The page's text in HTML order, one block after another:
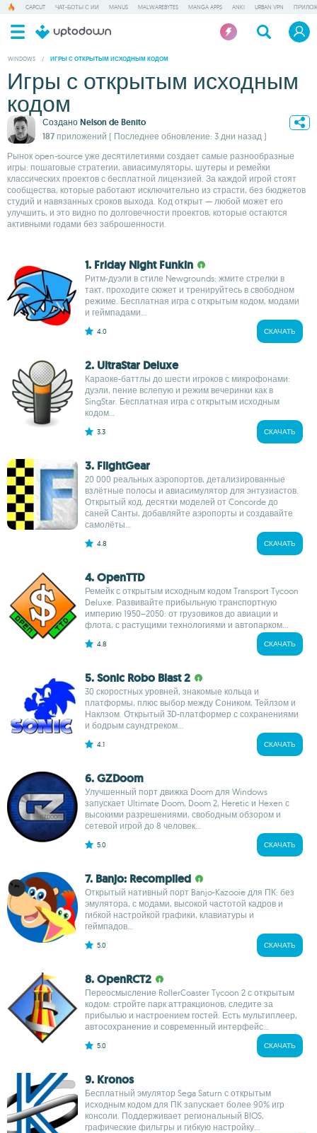
CAPCUT ЧАТ-БОТЫ С ИИ MANUS MALWAREBYTES MANGA APPS ANKI URBAN VPN
WINDOWS / ИГРЫ С ОТКРЫТЫМ ИСХОДНЫМ КОДОМ
Игры с открытым исходным
кодом
Создано Nelson de Benito
187 приложений ( Последнее обновление: 3 дни назад )
Рынок open-source уже десятилетиями создает самые разнообразные
игры: пошаговые стратегии, авиасимуляторы, шутеры и ремейки
классических проектов с бесплатной лицензией. За каждой игрой стоят
сообщества, которые работают исключительно из страсти, без бюджетов
студий и навязанных сроков выхода. Код открыт — любой может его
улучшить, и это видно по долговечности проектов, которые остаются
активными годами без заброшенности.
1. Friday Night Funkin
Ритм-дуэли в стиле Newgrounds: жмите стрелки в
такт, проходите сюжет и тренируйтесь в свободном
режиме. Бесплатная игра с открытым кодом, модами
и геймпадами...
4.0 СКАЧАТЬ
2. UltraStar Deluxe
Караоке-баттлы до шести игроков с микрофонами:
дуэли, пение вслепую и режим вечеринки как в
SingStar. Бесплатная игра с открытым исходным
кодом...
3.3 СКАЧАТЬ
3. FlightGear
20 000 реальных аэропортов, детализированные
взлётные полосы и авиасимулятор для энтузиастов.
Открытый код, десятки моделей от Concorde до
саней Санты, добавляйте аэропорты и создавайте
самолёты...
4.8 СКАЧАТЬ
4. OpenTTD
Ремейк с открытым исходным кодом Transport Tycoon
Deluxe. Развивайте прибыльную транспортную
империю 1950–2050: от грузовиков до авиации и
флота, с растущими технологиями и автопарком...
4.8 СКАЧАТЬ
5. Sonic Robo Blast 2
30 скоростных уровней, знакомые кольца и
платформы, плюс выбор между Соником, Тейлзом и
Наклзом. Открытый 3D-платформер с сохранениями
и бодрым саундтреком...
4.1 СКАЧАТЬ
6. GZDoom
Улучшенный порт движка Doom для Windows
запускает Ultimate Doom, Doom 2, Heretic и Hexen с
высокими разрешениями, свободным обзором и
сетевой игрой до 8 человек...
5.0 СКАЧАТЬ
7. Banjo: Recompiled
Открытый нативный порт Banjo-Kazooie для ПК: без
эмулятора, с модами, высокой частотой кадров и
гибкой настройкой графики, клавиатуры и
геймпадов...
5.0 СКАЧАТЬ
8. OpenRCT2
Переосмысление RollerCoaster Tycoon 2 с открытым
кодом: стройте парк аттракционов, следите за
прибылью и настроением гостей. Есть мультиплеер,
автосохранение и современный интерфейс...
5.0 СКАЧАТЬ
9. Kronos
Бесплатный эмулятор Sega Saturn с открытым
исходным кодом для ПК запускает более 90% игр
консоли. Поддерживает региональный BIOS,
графические фильтры и гибкую настройку...